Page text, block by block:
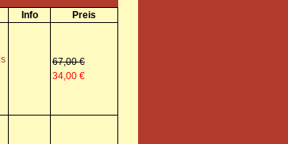
Info Preis
67,00 €
34,00 €